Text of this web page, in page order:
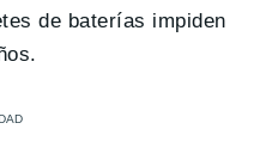
de baterías impiden